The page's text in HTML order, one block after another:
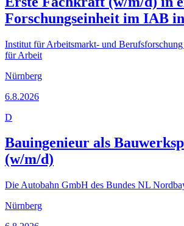
Forschungseinheit im IAB
Institut für Arbeitsmarkt- und
für Arbeit
Nürnberg
6.8.2026
D
Bauingenieur als
(w/m/d)
Die Autobahn GmbH des Bundes NL
Nürnberg